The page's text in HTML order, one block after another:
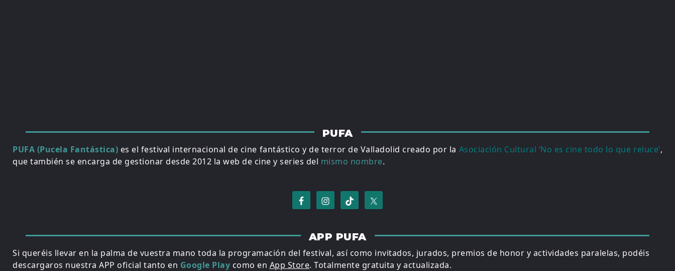
PUFA
PUFA (Pucela Fantástica) es el festival internacional de cine fantástico y de terror de Valladolid creado por la Asociación Cultural ‘No es cine todo lo que reluce’,
que también se encarga de gestionar desde 2012 la web de cine y series del mismo nombre.
APP PUFA
Si queréis llevar en la palma de vuestra mano toda la programación del festival, así como invitados, jurados, premios de honor y actividades paralelas, podéis
descargaros nuestra APP oficial tanto en Google Play como en App Store. Totalmente gratuita y actualizada.